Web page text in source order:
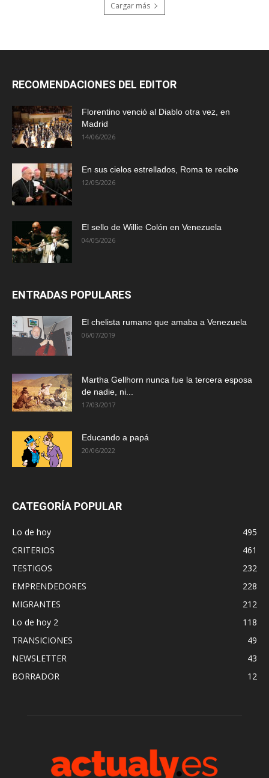
Cargar más
RECOMENDACIONES DEL EDITOR
Florentino venció al Diablo otra vez, en
Madrid
14/06/2026
En sus cielos estrellados, Roma te recibe
12/05/2026
El sello de Willie Colón en Venezuela
04/05/2026
ENTRADAS POPULARES
El chelista rumano que amaba a Venezuela
06/07/2019
Martha Gellhorn nunca fue la tercera esposa
de nadie, ni...
17/03/2017
Educando a papá
20/06/2022
CATEGORÍA POPULAR
Lo de hoy
495
CRITERIOS
461
TESTIGOS
232
EMPRENDEDORES
228
MIGRANTES
212
Lo de hoy 2
118
TRANSICIONES
49
NEWSLETTER
43
BORRADOR
12